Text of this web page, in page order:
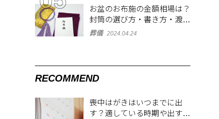
お盆のお布施の金額相場は？
封筒の選び方・書き方・渡し
方も解説
葬儀 2024.04.24
RECOMMEND
喪中はがきはいつまでに出
す？適している時期や出す範